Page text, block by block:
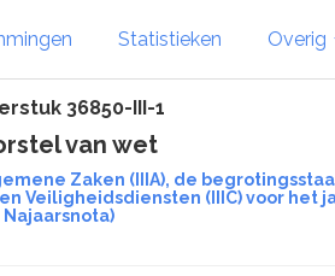
Statistieken Overig
36850-III-1
van wet
Zaken (IIIA), de
Veiligheidsdiensten (IIIC) voor het
Najaarsnota)